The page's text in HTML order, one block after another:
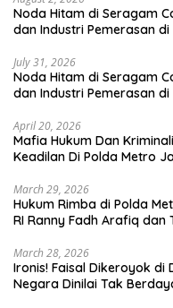
Noda Hitam di Seragam
dan Industri Pemerasan
July 31, 2026
Noda Hitam di Seragam
dan Industri Pemerasan
April 20, 2026
Mafia Hukum Dan
Keadilan Di Polda Metro
March 29, 2026
Hukum Rimba di Polda
RI Ranny Fadh Arafiq dan
March 28, 2026
Ironis! Faisal Dikeroyok di
Negara Dinilai Tak